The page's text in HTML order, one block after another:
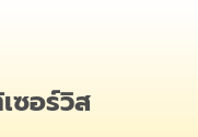
ซอร์วิส